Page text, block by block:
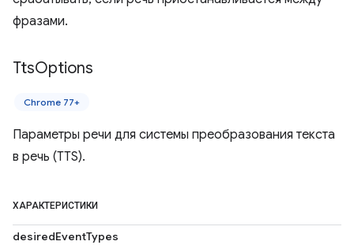
фразами.
TtsOptions
Chrome 77+
Параметры речи для системы преобразования текста
в речь (TTS).
ХАРАКТЕРИСТИКИ
desiredEventTypes